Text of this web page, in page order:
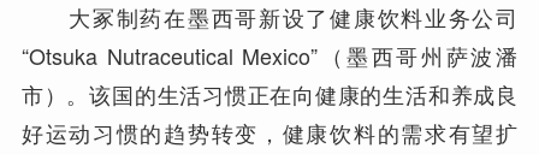
大冢制药在墨西哥新设了健康饮料业务公司
“Otsuka Nutraceutical Mexico”（墨西哥州萨波潘
市）。该国的生活习惯正在向健康的生活和养成良
好运动习惯的趋势转变，健康饮料的需求有望扩